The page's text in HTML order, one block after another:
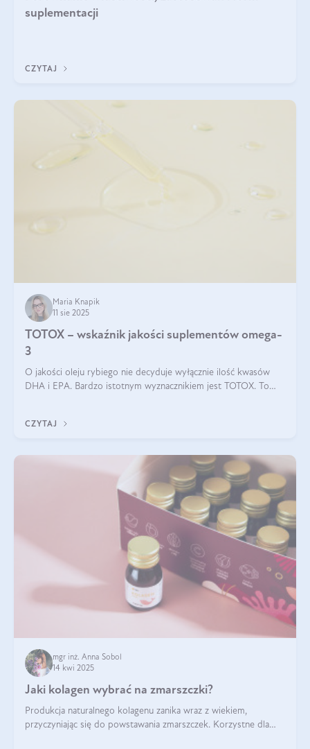
suplementacji
CZYTAJ
Maria Knapik
11 sie 2025
TOTOX – wskaźnik jakości suplementów omega-
3
O jakości oleju rybiego nie decyduje wyłącznie ilość kwasów
DHA i EPA. Bardzo istotnym wyznacznikiem jest TOTOX. To
CZYTAJ
mgr inż. Anna Sobol
14 kwi 2025
Jaki kolagen wybrać na zmarszczki?
Produkcja naturalnego kolagenu zanika wraz z wiekiem,
przyczyniając się do powstawania zmarszczek. Korzystne dla